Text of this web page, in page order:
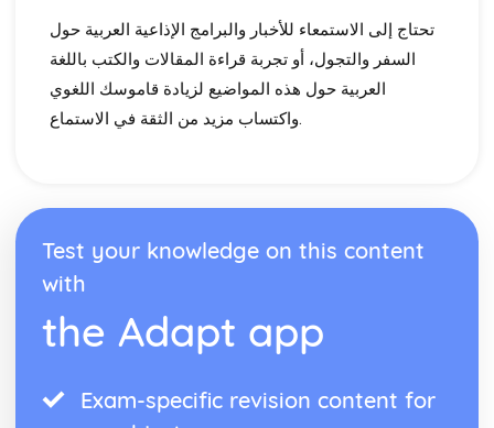
تحتاج إلى الاستمعاء للأخبار والبرامج الإذاعية العربية حول
السفر والتجول، أو تجربة قراءة المقالات والكتب باللغة
العربية حول هذه المواضيع لزيادة قاموسك اللغوي
واكتساب مزيد من الثقة في الاستماع.
Test your knowledge on this content
with
the Adapt app
Exam-specific revision content for